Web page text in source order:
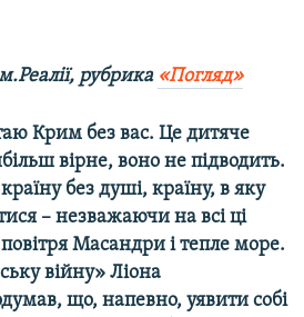
рубрика «Погляд»
Крим без вас. Це дитяче
вірне, воно не підводить.
без душі, країну, в яку
– незважаючи на всі ці
Масандри і тепле море.
війну» Ліона
що, напевно, уявити собі